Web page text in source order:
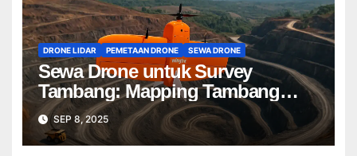
DRONE LIDAR PEMETAAN DRONE SEWA DRONE
Sewa Drone untuk Survey
Tambang: Mapping Tambang
Profesional Lebih Cepat & Akurat
SEP 8, 2025